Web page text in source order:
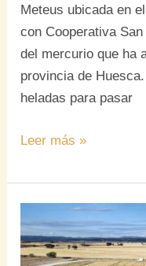
Meteus ubicada en
con Cooperativa
del mercurio que ha
provincia de
heladas para pasar
Leer más »
de
cereal